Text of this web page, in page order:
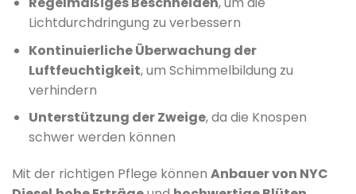
Lichtdurchdringung zu verbessern
Kontinuierliche Überwachung der
Luftfeuchtigkeit,um Schimmelbildung zu
verhindern
Unterstützung der Zweige,da die Knospen
schwer werden können
Mit der richtigen Pflege können Anbauer von NYC